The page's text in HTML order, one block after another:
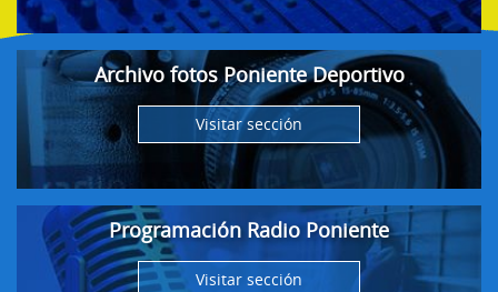
Archivo fotos Poniente Deportivo
Visitar sección
Programación Radio Poniente
Visitar sección